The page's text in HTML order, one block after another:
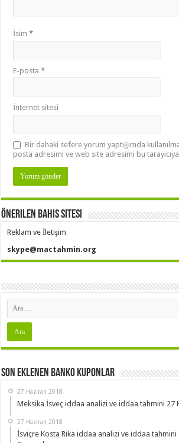
İsim*
E-posta*
İnternet sitesi
Bir dahaki sefere yorum yaptığımda
posta adresimi ve web site adresimi bu
Önerilen Bahis Sitesi
Reklam ve İletişim
skype@mactahmin.org
Son Eklenen Banko Kuponlar
27 Haziran 2018
Meksika İsveç iddaa analizi ve iddaa tahmini 27
27 Haziran 2018
İsviçre Kosta Rika iddaa analizi ve iddaa tahmini